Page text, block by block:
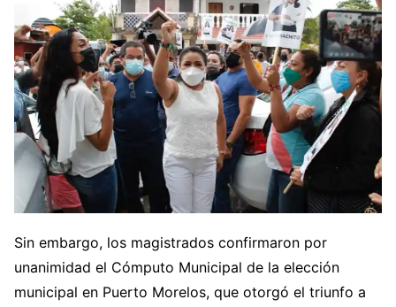
Sin embargo, los magistrados confirmaron por
unanimidad el Cómputo Municipal de la elección
municipal en Puerto Morelos, que otorgó el triunfo a